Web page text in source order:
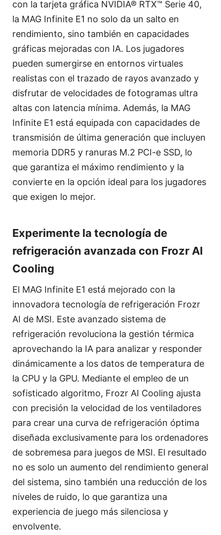
con la tarjeta gráfica NVIDIA® RTX™ Serie 40,
la MAG Infinite E1 no solo da un salto en
rendimiento, sino también en capacidades
gráficas mejoradas con IA. Los jugadores
pueden sumergirse en entornos virtuales
realistas con el trazado de rayos avanzado y
disfrutar de velocidades de fotogramas ultra
altas con latencia mínima. Además, la MAG
Infinite E1 está equipada con capacidades de
transmisión de última generación que incluyen
memoria DDR5 y ranuras M.2 PCI-e SSD, lo
que garantiza el máximo rendimiento y la
convierte en la opción ideal para los jugadores
que exigen lo mejor.
Experimente la tecnología de
refrigeración avanzada con Frozr AI
Cooling
El MAG Infinite E1 está mejorado con la
innovadora tecnología de refrigeración Frozr
AI de MSI. Este avanzado sistema de
refrigeración revoluciona la gestión térmica
aprovechando la IA para analizar y responder
dinámicamente a los datos de temperatura de
la CPU y la GPU. Mediante el empleo de un
sofisticado algoritmo, Frozr AI Cooling ajusta
con precisión la velocidad de los ventiladores
para crear una curva de refrigeración óptima
diseñada exclusivamente para los ordenadores
de sobremesa para juegos de MSI. El resultado
no es solo un aumento del rendimiento general
del sistema, sino también una reducción de los
niveles de ruido, lo que garantiza una
experiencia de juego más silenciosa y
envolvente.